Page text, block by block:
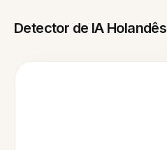
Detector de IA Holandês